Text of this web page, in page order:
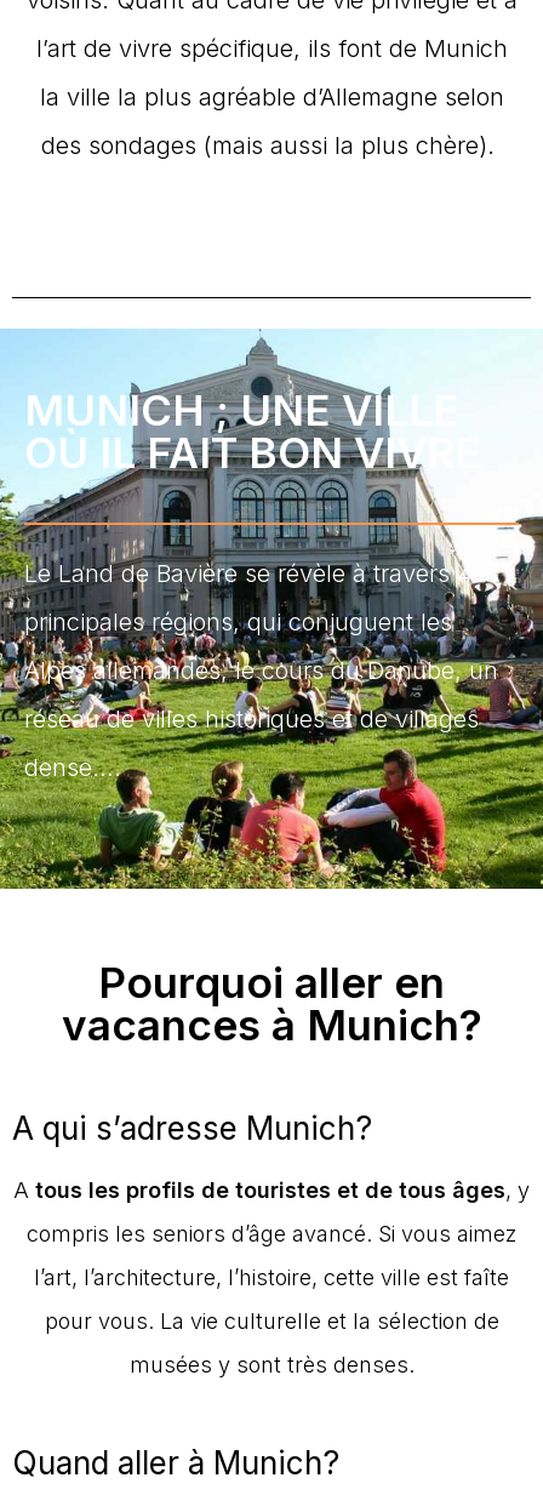
l’art de vivre spécifique, ils font de Munich
la ville la plus agréable d’Allemagne selon
des sondages (mais aussi la plus chère).
MUNICH ; UNE VILLE
OÙ IL FAIT BON VIVRE
Le Land de Bavière se révèle à travers 4
principales régions, qui conjuguent les
Alpes allemandes, le cours du Danube, un
réseau de villes historiques et de villages
dense….
Pourquoi aller en
vacances à Munich?
A qui s’adresse Munich?
A tous les profils de touristes et de tous âges, y
compris les seniors d’âge avancé. Si vous aimez
l’art, l’architecture, l’histoire, cette ville est faîte
pour vous. La vie culturelle et la sélection de
musées y sont très denses.
Quand aller à Munich?